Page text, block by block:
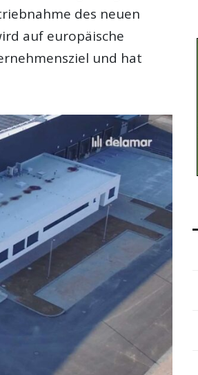
des neuen
auf europäische
und hat